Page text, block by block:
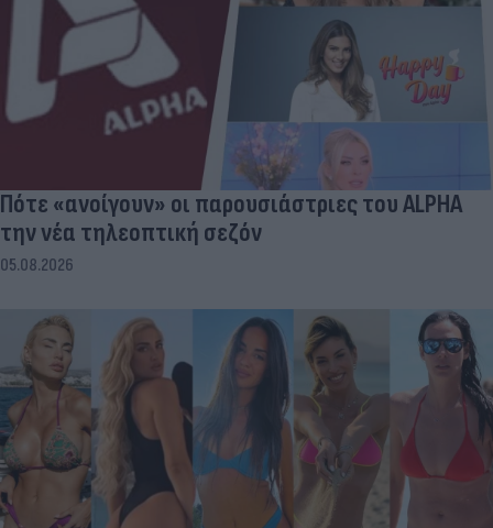
Πότε «ανοίγουν» οι παρουσιάστριες του ALPHA
την νέα τηλεοπτική σεζόν
05.08.2026